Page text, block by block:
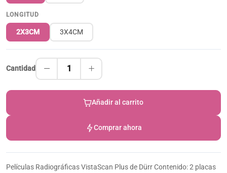
LONGITUD
2X3CM 3X4CM
Cantidad 1
Añadir al carrito
Comprar ahora
Películas Radiográficas VistaScan Plus de Dürr Contenido: 2 placas